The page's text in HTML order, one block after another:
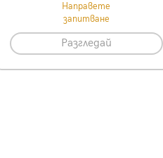
Направете
запитване
Разгледай